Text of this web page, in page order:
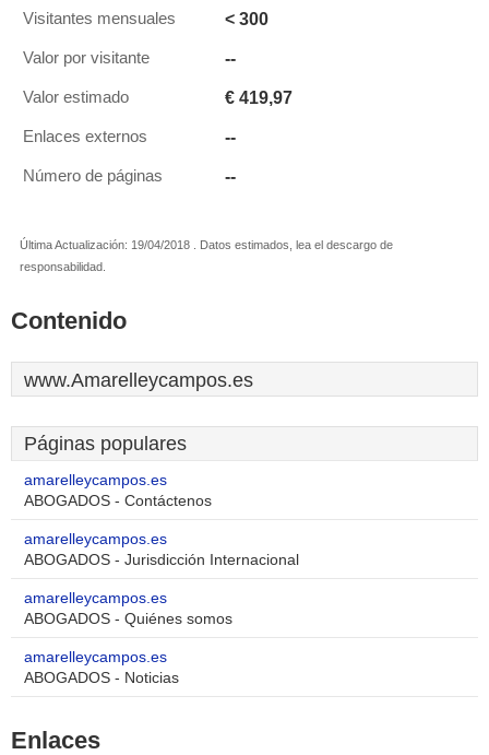
Visitantes mensuales < 300
Valor por visitante --
Valor estimado € 419,97
Enlaces externos --
Número de páginas --
Última Actualización: 19/04/2018 . Datos estimados, lea el descargo de
responsabilidad.
Contenido
www.Amarelleycampos.es
Páginas populares
amarelleycampos.es
ABOGADOS - Contáctenos
amarelleycampos.es
ABOGADOS - Jurisdicción Internacional
amarelleycampos.es
ABOGADOS - Quiénes somos
amarelleycampos.es
ABOGADOS - Noticias
Enlaces